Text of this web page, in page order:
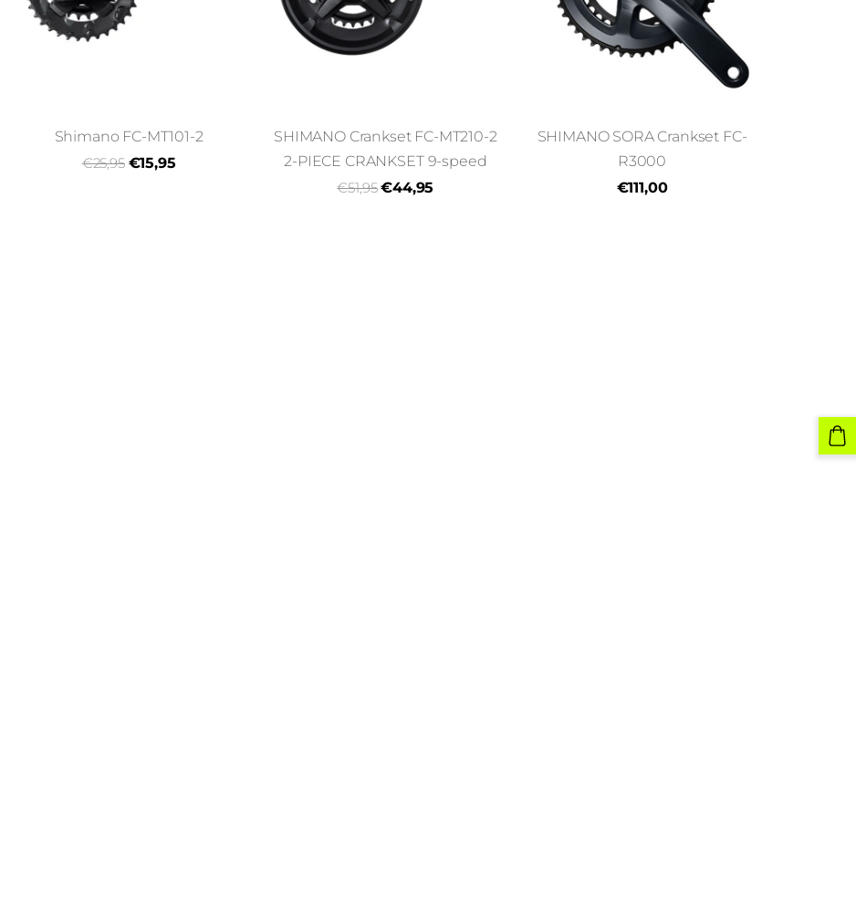
Shimano FC-MT101-2
€25,95 €15,95
SHIMANO Crankset FC-MT210-2
2-PIECE CRANKSET 9-speed
€51,95 €44,95
SHIMANO SORA Crankset FC-
R3000
€111,00